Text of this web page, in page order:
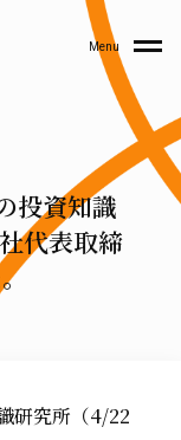
Menu
投資知識
代表取締
研究所（4/22